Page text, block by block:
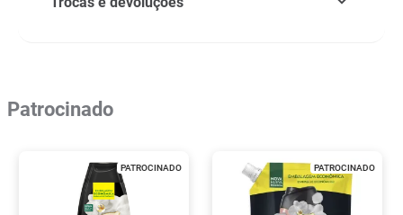
Patrocinado
PATROCINADO PATROCINADO